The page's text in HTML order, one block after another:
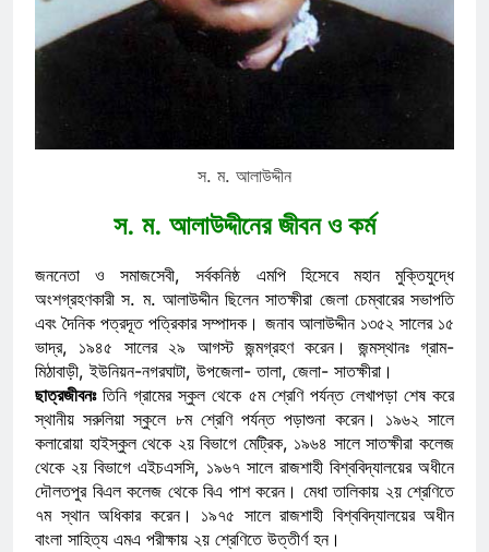
স. ম. আলাউদ্দীন
স. ম. আলাউদ্দীনের জীবন ও কর্ম
জননেতা ও সমাজসেবী, সর্বকনিষ্ঠ এমপি হিসেবে মহান মুক্তিযুদ্ধে
অংশগ্রহণকারী স. ম. আলাউদ্দীন ছিলেন সাতক্ষীরা জেলা চেম্বারের সভাপতি
এবং দৈনিক পত্রদূত পত্রিকার সম্পাদক। জনাব আলাউদ্দীন ১৩৫২ সালের ১৫
ভাদ্র, ১৯৪৫ সালের ২৯ আগস্ট জন্মগ্রহণ করেন। জন্মস্থানঃ গ্রাম-
মিঠাবাড়ী, ইউনিয়ন-নগরঘাটা, উপজেলা- তালা, জেলা- সাতক্ষীরা।
ছাত্রজীবনঃতিনি গ্রামের স্কুল থেকে ৫ম শ্রেণি পর্যন্ত লেখাপড়া শেষ করে
স্থানীয় সরুলিয়া স্কুলে ৮ম শ্রেণি পর্যন্ত পড়াশুনা করেন। ১৯৬২ সালে
কলারোয়া হাইস্কুল থেকে ২য় বিভাগে মেট্রিক, ১৯৬৪ সালে সাতক্ষীরা কলেজ
থেকে ২য় বিভাগে এইচএসসি, ১৯৬৭ সালে রাজশাহী বিশ্ববিদ্যালয়ের অধীনে
দৌলতপুর বিএল কলেজ থেকে বিএ পাশ করেন। মেধা তালিকায় ২য় শ্রেণিতে
৭ম স্থান অধিকার করেন। ১৯৭৫ সালে রাজশাহী বিশ্ববিদ্যালয়ের অধীন
বাংলা সাহিত্য এমএ পরীক্ষায় ২য় শ্রেণিতে উত্তীর্ণ হন।